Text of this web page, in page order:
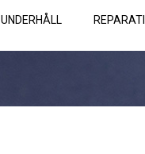
UNDERHÅLL